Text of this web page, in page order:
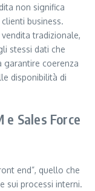
non significa
business.
tradizionale,
stessi dati che
garantire coerenza
disponibilità di
e Sales Force
end”, quello che
sui processi interni.